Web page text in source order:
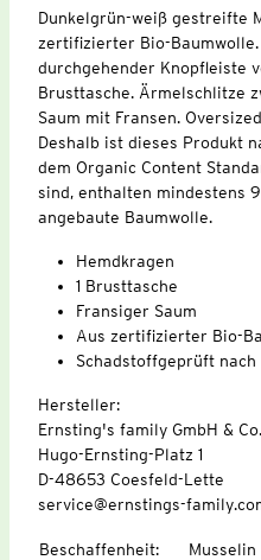
Dunkelgrün-weiß gestreifte
zertifizierter Bio-
durchgehender Knopfleiste
Brusttasche. Ärmelschlitze
Saum mit Fransen.
Deshalb ist dieses Produkt
dem Organic Content
sind, enthalten mindestens
angebaute Baumwolle.
Hemdkragen
1 Brusttasche
Fransiger Saum
Aus zertifizierter Bio-
Schadstoffgeprüft nach
Hersteller:
Ernsting's family GmbH &
Hugo-Ernsting-Platz 1
D-48653 Coesfeld-Lette
service@ernstings-
Beschaffenheit:
Musselin